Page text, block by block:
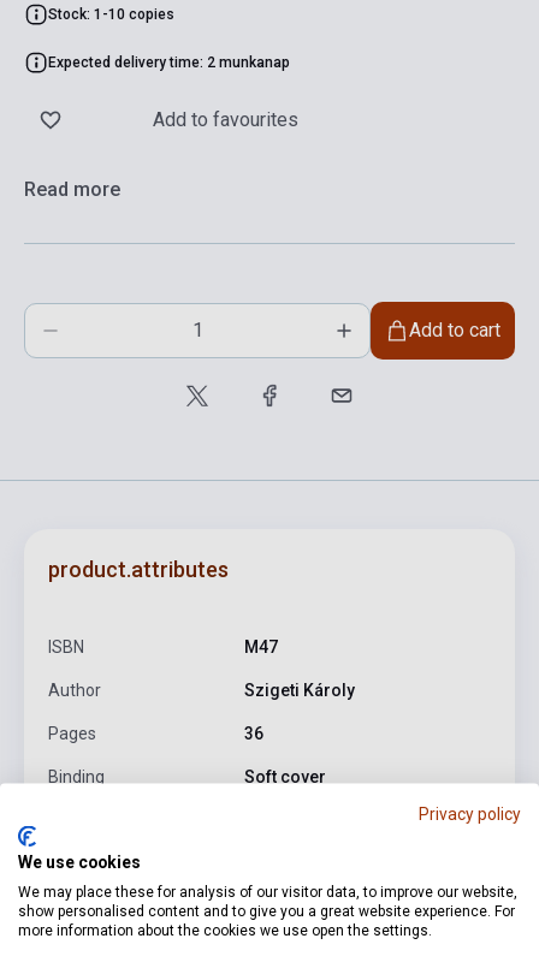
Stock: 1-10 copies
Expected delivery time: 2 munkanap
Add to favourites
Read more
Add to cart
product.attributes
ISBN M47
Author Szigeti Károly
Pages 36
Binding Soft cover
Date of publication
Format Sheet Music
Privacy policy
We use cookies
We may place these for analysis of our visitor data, to improve our website,
show personalised content and to give you a great website experience. For
more information about the cookies we use open the settings.